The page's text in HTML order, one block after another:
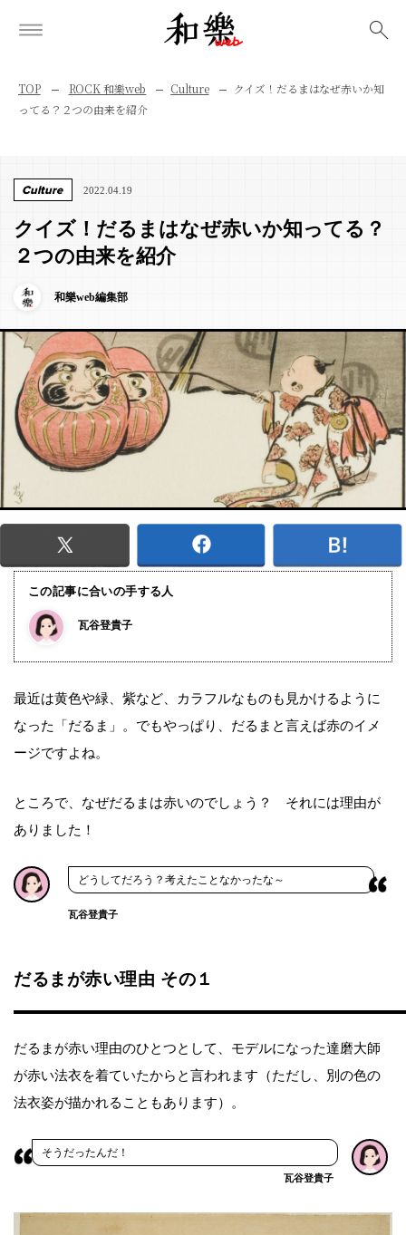
TOP ROCK 和樂web Culture
クイズ！だるまはなぜ赤いか知
ってる？２つの由来を紹介
Culture 2022.04.19
クイズ！だるまはなぜ赤いか知ってる？
２つの由来を紹介
和樂web編集部
この記事に合いの手する人
瓦谷登貴子
最近は黄色や緑、紫など、カラフルなものも見かけるように
なった「だるま」。でもやっぱり、だるまと言えば赤のイメ
ージですよね。
ところで、なぜだるまは赤いのでしょう？ それには理由が
ありました！
どうしてだろう？考えたことなかったな～
瓦谷登貴子
だるまが赤い理由 その１
だるまが赤い理由のひとつとして、モデルになった達磨大師
が赤い法衣を着ていたからと言われます（ただし、別の色の
法衣姿が描かれることもあります）。
そうだったんだ！
瓦谷登貴子